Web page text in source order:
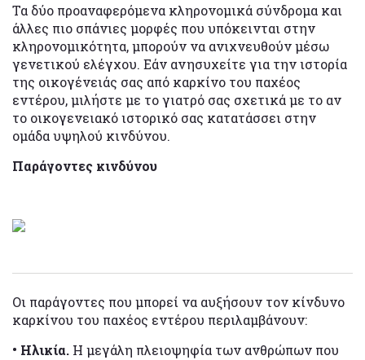
Τα δύο προαναφερόμενα κληρονομικά σύνδρομα και
άλλες πιο σπάνιες μορφές που υπόκεινται στην
κληρονομικότητα, μπορούν να ανιχνευθούν μέσω
γενετικού ελέγχου. Εάν ανησυχείτε για την ιστορία
της οικογένειάς σας από καρκίνο του παχέος
εντέρου, μιλήστε με το γιατρό σας σχετικά με το αν
το οικογενειακό ιστορικό σας κατατάσσει στην
ομάδα υψηλού κινδύνου.
Παράγοντες κινδύνου
Οι παράγοντες που μπορεί να αυξήσουν τον κίνδυνο
καρκίνου του παχέος εντέρου περιλαμβάνουν:
• Ηλικία. Η μεγάλη πλειοψηφία των ανθρώπων που